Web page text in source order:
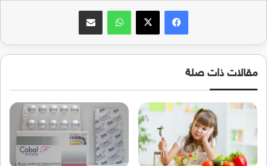
فيسبوك‫X واتساب مشاركة عبر البريد
مقالات ذات صلة